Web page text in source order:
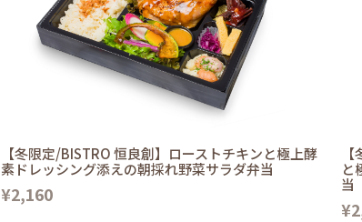
【冬限定/BISTRO 恒良創】ローストチキンと極上酵
素ドレッシング添えの朝採れ野菜サラダ弁当
¥2,160
と
当